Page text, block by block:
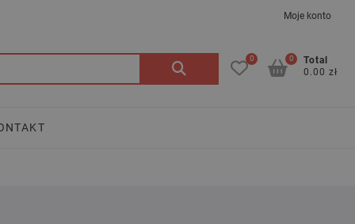
Moje konto
Szukaj: 0
Total
0.00 zł
0